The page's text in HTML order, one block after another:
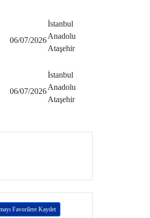
06/07/2026
İstanbul
Anadolu
Ataşehir
06/07/2026
İstanbul
Anadolu
Ataşehir
Aramayı Favorilere Kaydet